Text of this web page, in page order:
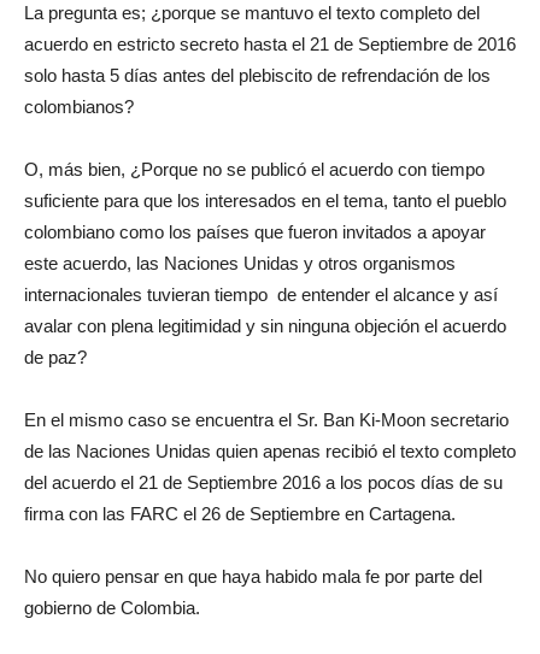
La pregunta es; ¿porque se mantuvo el texto completo del
acuerdo en estricto secreto hasta el 21 de Septiembre de 2016
solo hasta 5 días antes del plebiscito de refrendación de los
colombianos?
O, más bien, ¿Porque no se publicó el acuerdo con tiempo
suficiente para que los interesados en el tema, tanto el pueblo
colombiano como los países que fueron invitados a apoyar
este acuerdo, las Naciones Unidas y otros organismos
internacionales tuvieran tiempo de entender el alcance y así
avalar con plena legitimidad y sin ninguna objeción el acuerdo
de paz?
En el mismo caso se encuentra el Sr. Ban Ki-Moon secretario
de las Naciones Unidas quien apenas recibió el texto completo
del acuerdo el 21 de Septiembre 2016 a los pocos días de su
firma con las FARC el 26 de Septiembre en Cartagena.
No quiero pensar en que haya habido mala fe por parte del
gobierno de Colombia.